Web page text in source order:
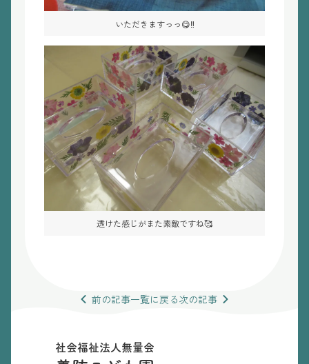
いただきますっっ😋‼
透けた感じがまた素敵ですね🥰
前の記事一覧に戻る次の記事
社会福祉法人無量会